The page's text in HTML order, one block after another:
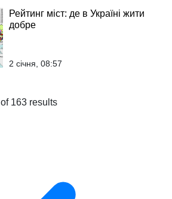
Рейтинг міст: де в Україні жити
добре
2 січня, 08:57
of 163 results